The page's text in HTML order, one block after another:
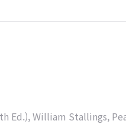
Ed.), William Stallings,